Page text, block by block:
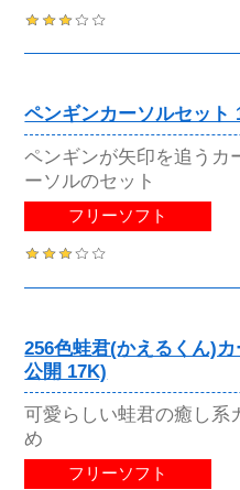
ペンギンカーソルセット
ペンギンが矢印を追うカ
ーソルのセット
フリーソフト
256色蛙君(かえるくん)
公開 17K)
可愛らしい蛙君の癒し系
め
フリーソフト